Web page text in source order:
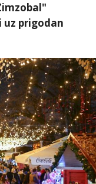
uz prigodan